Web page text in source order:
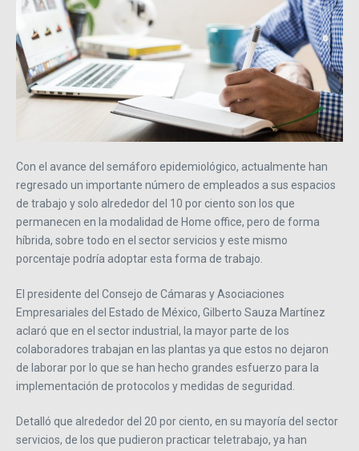
Con el avance del semáforo epidemiológico, actualmente han
regresado un importante número de empleados a sus espacios
de trabajo y solo alrededor del 10 por ciento son los que
permanecen en la modalidad de Home office, pero de forma
híbrida, sobre todo en el sector servicios y este mismo
porcentaje podría adoptar esta forma de trabajo.
El presidente del Consejo de Cámaras y Asociaciones
Empresariales del Estado de México, Gilberto Sauza Martínez
aclaró que en el sector industrial, la mayor parte de los
colaboradores trabajan en las plantas ya que estos no dejaron
de laborar por lo que se han hecho grandes esfuerzo para la
implementación de protocolos y medidas de seguridad.
Detalló que alrededor del 20 por ciento, en su mayoría del sector
servicios, de los que pudieron practicar teletrabajo, ya han